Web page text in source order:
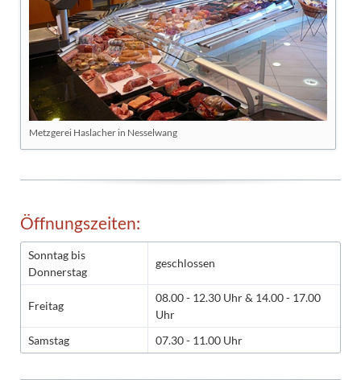
Metzgerei Haslacher in Nesselwang
Öffnungszeiten:
Sonntag bis
Donnerstag
geschlossen
Freitag
08.00 - 12.30 Uhr & 14.00 - 17.00
Uhr
Samstag
07.30 - 11.00 Uhr